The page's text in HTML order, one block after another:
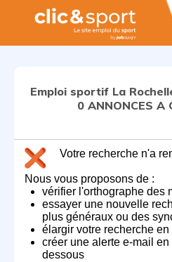
Emploi sportif La
0 ANNONCES A
Votre recherche n'a
Nous vous proposons de :
vérifier l'orthographe des
essayer une nouvelle
plus généraux ou des
élargir votre recherche
créer une alerte e-mail
dessous